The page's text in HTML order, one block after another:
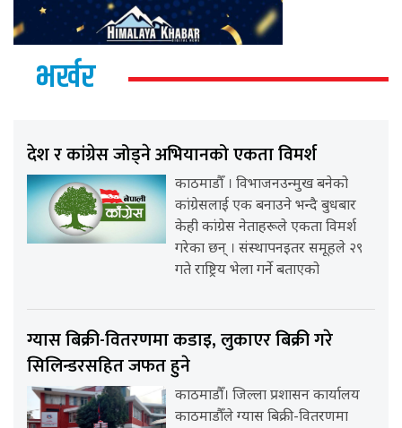
भर्खर
देश र कांग्रेस जोड्ने अभियानको एकता विमर्श
काठमाडौँ । विभाजनउन्मुख बनेको
कांग्रेसलाई एक बनाउने भन्दै बुधबार
केही कांग्रेस नेताहरूले एकता विमर्श
गरेका छन् । संस्थापनइतर समूहले २९
गते राष्ट्रिय भेला गर्ने बताएको
ग्यास बिक्री-वितरणमा कडाइ, लुकाएर बिक्री गरे
सिलिन्डरसहित जफत हुने
काठमाडौँ। जिल्ला प्रशासन कार्यालय
काठमाडौँले ग्यास बिक्री-वितरणमा